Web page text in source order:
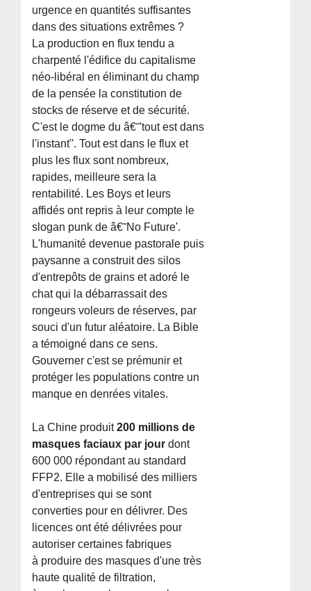
urgence en quantités suffisantes
dans des situations extrêmes ?
La production en flux tendu a
charpenté l'édifice du capitalisme
néo-libéral en éliminant du champ
de la pensée la constitution de
stocks de réserve et de sécurité.
C'est le dogme du â€˜'tout est dans
l'instant''. Tout est dans le flux et
plus les flux sont nombreux,
rapides, meilleure sera la
rentabilité. Les Boys et leurs
affidés ont repris à leur compte le
slogan punk de â€˜No Future'.
L'humanité devenue pastorale puis
paysanne a construit des silos
d'entrepôts de grains et adoré le
chat qui la débarrassait des
rongeurs voleurs de réserves, par
souci d'un futur aléatoire. La Bible
a témoigné dans ce sens.
Gouverner c'est se prémunir et
protéger les populations contre un
manque en denrées vitales.
La Chine produit200 millions de
masques faciaux par jour dont
600 000 répondant au standard
FFP2. Elle a mobilisé des milliers
d'entreprises qui se sont
converties pour en délivrer. Des
licences ont été délivrées pour
autoriser certaines fabriques
à produire des masques d'une très
haute qualité de filtration,